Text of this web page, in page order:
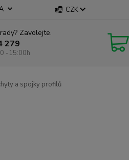
CZK
Zavolejte.
279
-15:00h
a spojky profilů